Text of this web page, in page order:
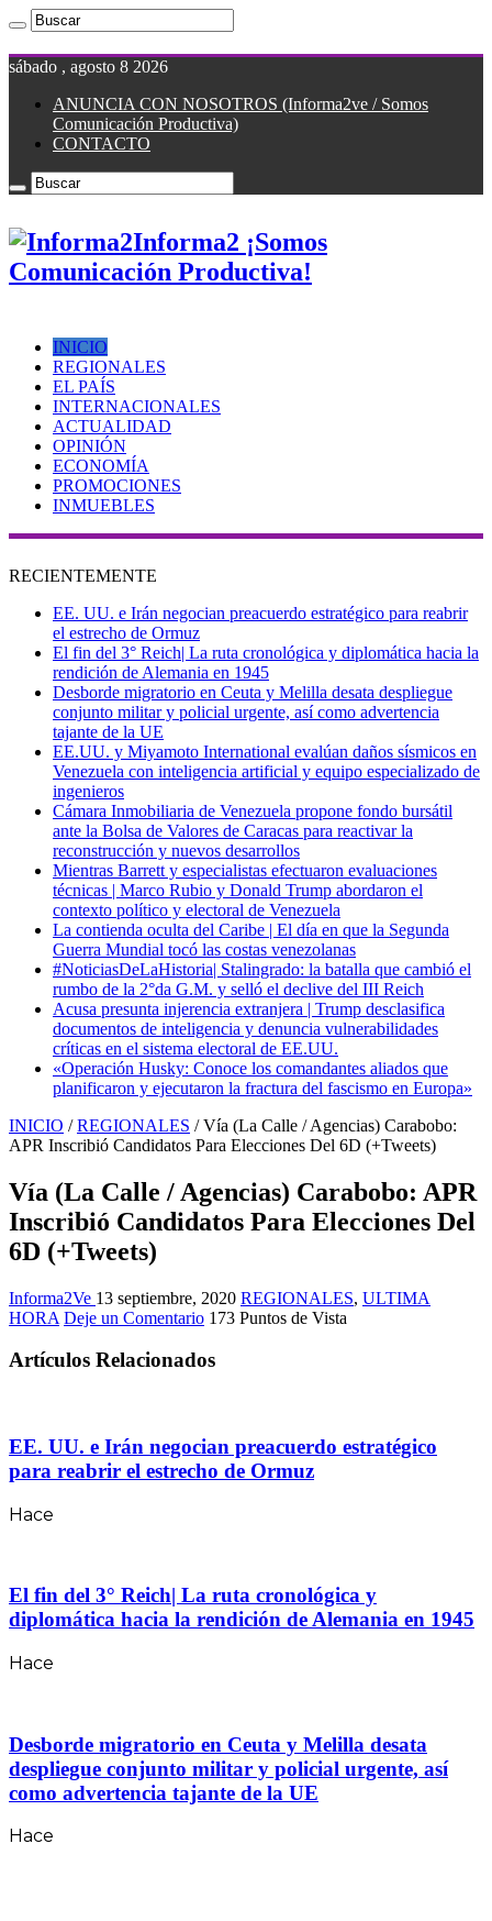
sábado , agosto 8 2026
ANUNCIA CON NOSOTROS (Informa2ve / Somos
Comunicación Productiva)
CONTACTO
Informa2 ¡Somos
Comunicación Productiva!
INICIO
REGIONALES
EL PAÍS
INTERNACIONALES
ACTUALIDAD
OPINIÓN
ECONOMÍA
PROMOCIONES
INMUEBLES
RECIENTEMENTE
EE. UU. e Irán negocian preacuerdo estratégico para reabrir
el estrecho de Ormuz
El fin del 3° Reich| La ruta cronológica y diplomática hacia la
rendición de Alemania en 1945
Desborde migratorio en Ceuta y Melilla desata despliegue
conjunto militar y policial urgente, así como advertencia
tajante de la UE
EE.UU. y Miyamoto International evalúan daños sísmicos en
Venezuela con inteligencia artificial y equipo especializado de
ingenieros
Cámara Inmobiliaria de Venezuela propone fondo bursátil
ante la Bolsa de Valores de Caracas para reactivar la
reconstrucción y nuevos desarrollos
Mientras Barrett y especialistas efectuaron evaluaciones
técnicas | Marco Rubio y Donald Trump abordaron el
contexto político y electoral de Venezuela
La contienda oculta del Caribe | El día en que la Segunda
Guerra Mundial tocó las costas venezolanas
#NoticiasDeLaHistoria| Stalingrado: la batalla que cambió el
rumbo de la 2°da G.M. y selló el declive del III Reich
Acusa presunta injerencia extranjera | Trump desclasifica
documentos de inteligencia y denuncia vulnerabilidades
críticas en el sistema electoral de EE.UU.
«Operación Husky: Conoce los comandantes aliados que
planificaron y ejecutaron la fractura del fascismo en Europa»
INICIO / REGIONALES / Vía (La Calle / Agencias) Carabobo:
APR Inscribió Candidatos Para Elecciones Del 6D (+Tweets)
Vía (La Calle / Agencias) Carabobo: APR
Inscribió Candidatos Para Elecciones Del
6D (+Tweets)
Informa2Ve 13 septiembre, 2020 REGIONALES, ULTIMA
HORA Deje un Comentario 173 Puntos de Vista
Artículos Relacionados
EE. UU. e Irán negocian preacuerdo estratégico
para reabrir el estrecho de Ormuz
Hace
El fin del 3° Reich| La ruta cronológica y
diplomática hacia la rendición de Alemania en 1945
Hace
Desborde migratorio en Ceuta y Melilla desata
despliegue conjunto militar y policial urgente, así
como advertencia tajante de la UE
Hace